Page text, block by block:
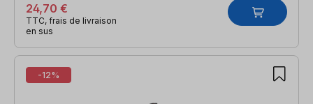
24,70 €
TTC, frais de livraison
en sus
-12%